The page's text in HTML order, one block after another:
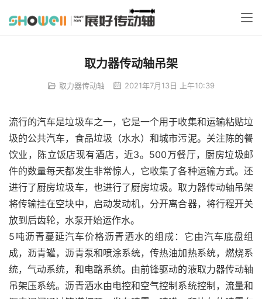
取力器传动轴吊架
取力器传动轴 2021年7月13日 上午10:39
流行的汽车是垃圾车之一，它是一个用于收集和运输粘贴垃
圾的公共汽车，食品垃圾（水水）和城市污泥。关注陈的餐
饮业，陈立饭店现有酒店，近3。500万餐厅，厨房垃圾邮
件的数量每天都发生非常惊人，它收集了各种运输方式。还
进行了厨房垃圾车，也进行了厨房垃圾。取力器传动轴吊架
将传输挂在空块中，启动发动机，分开离合器，将行程开关
放到后齿轮，水泵开始运作水。
5吨沥青蔓延汽车价格沥青洒水的组成：它由汽车底盘组
成，沥青罐，沥青泵和喷涂系统，传热油加热系统，燃烧系
统，气动系统，和电路系统。由前锋驱动的液取力器传动轴
吊架压系统。沥青洒水由电控和空气控制系统控制，流量和